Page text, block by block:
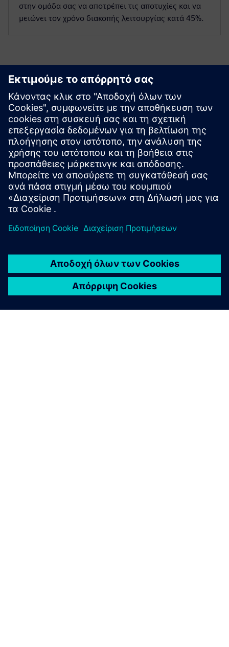
στην ομάδα σας να αποτρέπει τις αποτυχίες και να
μειώνει τον χρόνο διακοπής λειτουργίας κατά 45%.
Ξεκινήστε
Επικοινωνήστε μαζί μας